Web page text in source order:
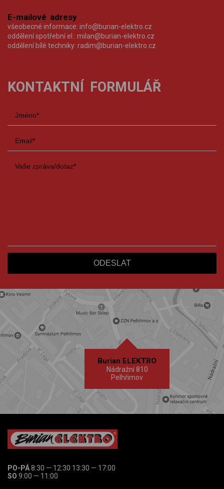
E-mailové adresy
všeobecné informace: info@burian-elektro.cz
oddělení spotřební el.: milan@burian-elektro.cz
oddělení bílé techniky: radim@burian-elektro.cz
KONTAKTNÍ FORMULÁŘ
Burian ELEKTRO
Nádražní 810
Pelhřimov
PO-PÁ8:30 — 12:30 13:30 — 17:00
SO 9:00 — 11:00